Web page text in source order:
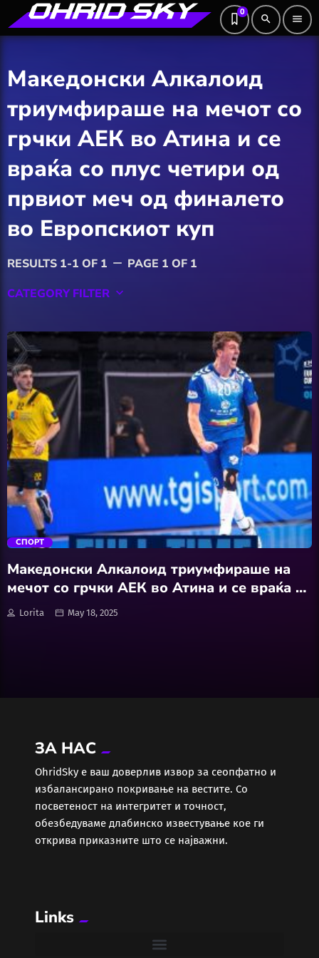
0
search menu
Македонски Алкалоид
триумфираше на мечот со
грчки АЕК во Атина и се
враќа со плус четири од
првиот меч од финалето
во Европскиот куп
RESULTS 1-1 OF 1 remove PAGE 1 OF 1
CATEGORY FILTER keyboard_arrow_down
Hobby
Software
Wellness
АвтоКлуб
Балкан
Еротика
Забава
Здравје
Колумни
trending_flat
СПОРТ
Македонски Алкалоид триумфираше на
мечот со грчки АЕК во Атина и се враќа со
плус четири од првиот меч од финалето
во Европскиот куп
Lorita May 18, 2025
ЗА НАС
ОhridSky е ваш доверлив извор за сеопфатно и
избалансирано покривање на вестите. Со
посветеност на интегритет и точност,
обезбедуваме длабинско известување кое ги
открива приказните што се најважни.
Links